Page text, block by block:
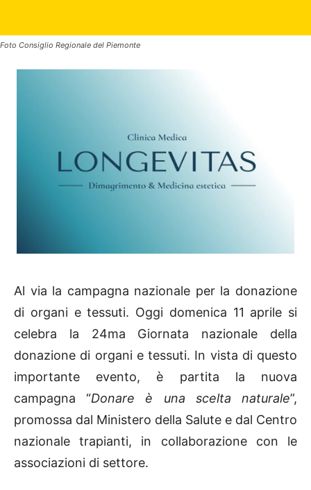
Foto Consiglio Regionale del Piemonte
Al via la campagna nazionale per la donazione
di organi e tessuti. Oggi domenica 11 aprile si
celebra la 24ma Giornata nazionale della
donazione di organi e tessuti. In vista di questo
importante evento, è partita la nuova
campagna “Donare è una scelta naturale”,
promossa dal Ministero della Salute e dal Centro
nazionale trapianti, in collaborazione con le
associazioni di settore.